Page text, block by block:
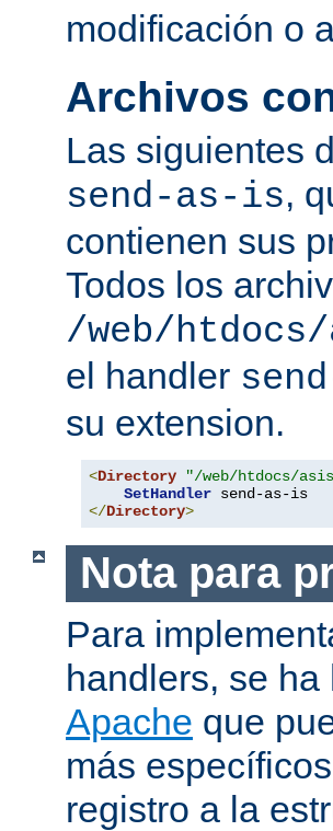
modificación o
Archivos
Las siguientes
send-as-is,
contienen sus
Todos los
/web/
el handler
su extension.
<Directory "/web/htdocs/
SetHandler
</Directory>
Nota para
Para
handlers, se
Apache que
más
registro a la